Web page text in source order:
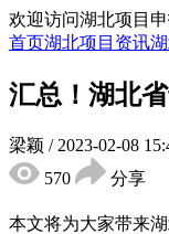
欢迎访问湖北项目
首页湖北项目资讯
汇总！湖北
梁颖 / 2023-02-08
570
分享
本文将为大家带来